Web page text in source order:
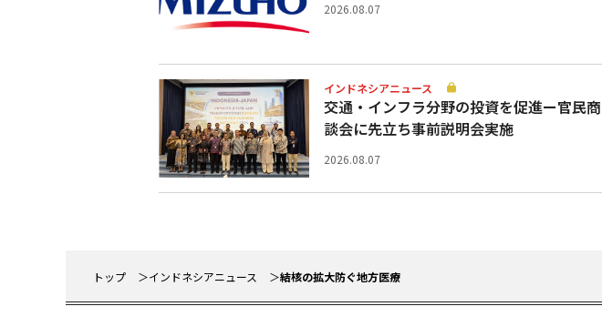
2026.08.07
インドネシアニュース
交通・インフラ分野の投資を促進ー官民商
談会に先立ち事前説明会実施
2026.08.07
トップ インドネシアニュース 結核の拡大防ぐ地方医療